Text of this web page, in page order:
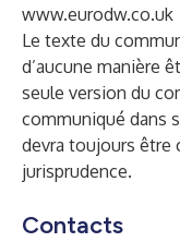
www.eurodw.co.uk
Le texte du
d’aucune manière
seule version du
communiqué dans
devra toujours être
jurisprudence.
Contacts